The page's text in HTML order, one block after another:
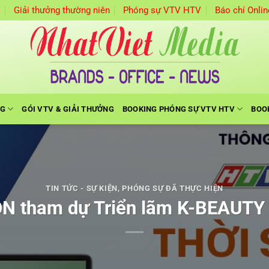
Giải thưởng thường niên Phóng sự VTV HTV Báo chí
GÓI VTV & GIẢI THƯỞNG BOOKING PHÓNG SỰ VTV HTV
TIN TỨC - SỰ KIỆN, PHÓNG SỰ ĐÃ THỰC HIỆN
tham dự Triển lãm K-